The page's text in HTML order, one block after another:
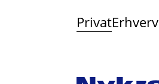
PrivatErhverv